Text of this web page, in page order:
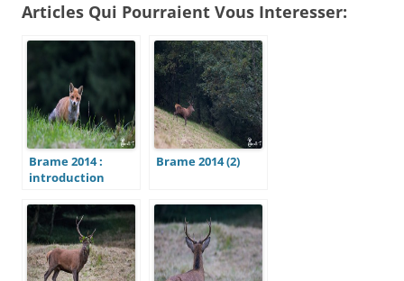
Articles Qui Pourraient Vous Interesser:
Brame 2014 :
introduction
Brame 2014 (2)